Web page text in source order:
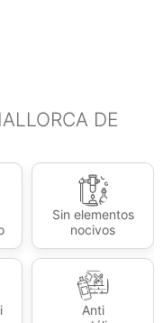
DE
Sin elementos
nocivos
Anti